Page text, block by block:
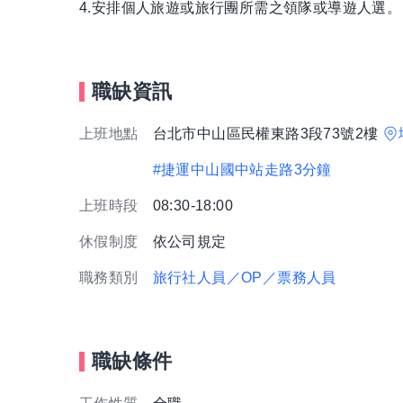
4.安排個人旅遊或旅行團所需之領隊或導遊人選。
職缺資訊
上班地點 台北市中山區民權東路3段73號2樓
#捷運中山國中站走路3分鐘
上班時段 08:30-18:00
休假制度 依公司規定
職務類別 旅行社人員／OP／票務人員
職缺條件